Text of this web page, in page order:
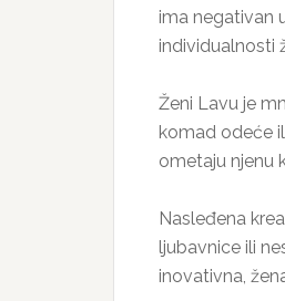
ima negativan
individualnosti
Ženi Lavu je
komad odeće
ometaju njenu
Nasleđena
ljubavnice ili
inovativna,